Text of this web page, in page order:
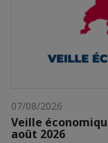
07/08/2026
Veille
août 2026